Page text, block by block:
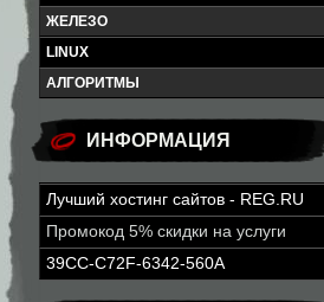
ЖЕЛЕЗО
LINUX
АЛГОРИТМЫ
ИНФОРМАЦИЯ
Лучший хостинг сайтов - REG.RU
Промокод 5% скидки на услуги
39CC-C72F-6342-560A